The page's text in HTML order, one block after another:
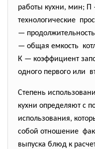
работы кухни, мин;
технологические
—
— общая емкость
К — коэффициент
одного первого или
Степень
кухни определяют с
использования,
собой отношение
выпуска блюд к